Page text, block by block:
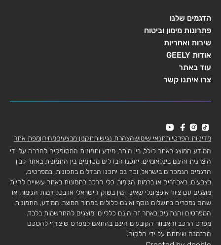
הדגמים שלנו
פתרונות מימון וביטוח
שירות ואחריות
אודות GEELY
עוד באתר
צרו איתנו קשר
מדיניות הפרטיותתנאי שימושהצהרת נגישותתקנון מבצעיםמחירוןמפת אתר
המידע המוצג באתר כולל, בין היתר, מידע ותמונות המסופקים לחברה על ידי
היצרנית והינם בינלאומיים. יתכנו הבדלים מסוימים בין התמונות באתר לבין
הדגמים הנמכרים בישראל, וכך גם יתכנו הבדלים בתכונות, במפרטים,
בצבעים, באביזרים או ברמות הגימור. כלי הרכב בתמונות באתר עשויים להיות
מוצגים עם ציוד אופציונלי שאינו זמין בשוק הישראלי או בכל רמות הגימור, או
שהם נמכרים בתשלום נוסף ואינם כלולים במחיר המוצר. המידע, התמונות,
המפרטים והנתונים באתר זה הינם כלליים ומוצגים להתרשמות בלבד.
מפרט הרכב והאבזור הקובעים הינם בהתאם למפרט שיצורף להסכם
ההזמנה שיחתם על ידי הלקוח.